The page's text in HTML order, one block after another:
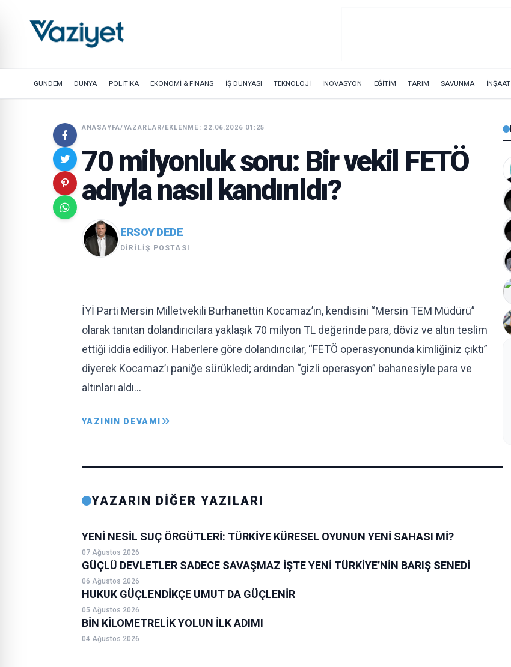
GÜNDEM DÜNYA POLİTİKA EKONOMİ & FİNANS İŞ DÜNYASI TEKNOLOJİ İNOVASYON EĞİTİM TARIM SAVUNMA İNŞAAT
ANASAYFA/YAZARLAR/EKLENME: 22.06.2026 01:25
70 milyonluk soru: Bir vekil FETÖ
adıyla nasıl kandırıldı?
ERSOY DEDE
DIRILIŞ POSTASI
İYİ Parti Mersin Milletvekili Burhanettin Kocamaz’ın, kendisini “Mersin TEM Müdürü”
olarak tanıtan dolandırıcılara yaklaşık 70 milyon TL değerinde para, döviz ve altın teslim
ettiği iddia ediliyor. Haberlere göre dolandırıcılar, “FETÖ operasyonunda kimliğiniz çıktı”
diyerek Kocamaz’ı paniğe sürükledi; ardından “gizli operasyon” bahanesiyle para ve
altınları aldı…
YAZININ DEVAMI
YAZARIN DİĞER YAZILARI
YENİ NESİL SUÇ ÖRGÜTLERİ: TÜRKİYE KÜRESEL OYUNUN YENİ SAHASI Mİ?
07 Ağustos 2026
GÜÇLÜ DEVLETLER SADECE SAVAŞMAZ İŞTE YENİ TÜRKİYE’NİN BARIŞ SENEDİ
06 Ağustos 2026
HUKUK GÜÇLENDİKÇE UMUT DA GÜÇLENİR
05 Ağustos 2026
BİN KİLOMETRELİK YOLUN İLK ADIMI
04 Ağustos 2026